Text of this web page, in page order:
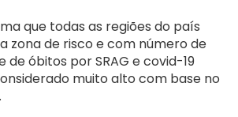
que todas as regiões do país
zona de risco e com número de
de óbitos por SRAG e covid-19
muito alto com base no